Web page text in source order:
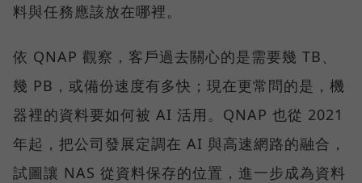
料與任務應該放在哪裡。
依 QNAP 觀察，客戶過去關心的是需要幾 TB、
幾 PB，或備份速度有多快；現在更常問的是，機
器裡的資料要如何被 AI 活用。QNAP 也從 2021
年起，把公司發展定調在 AI 與高速網路的融合，
試圖讓 NAS 從資料保存的位置，進一步成為資料